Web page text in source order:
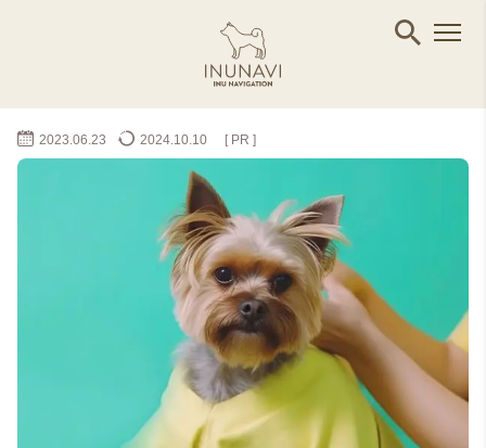
2023.06.23 2024.10.10 [ PR ]